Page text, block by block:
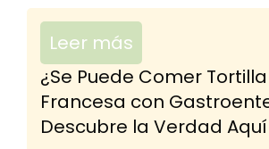
Leer más
¿Se Puede Comer Tortilla
Francesa con
Descubre la Verdad Aquí